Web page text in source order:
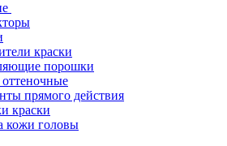
краски
порошки
прямого действия
краски
кожи головы